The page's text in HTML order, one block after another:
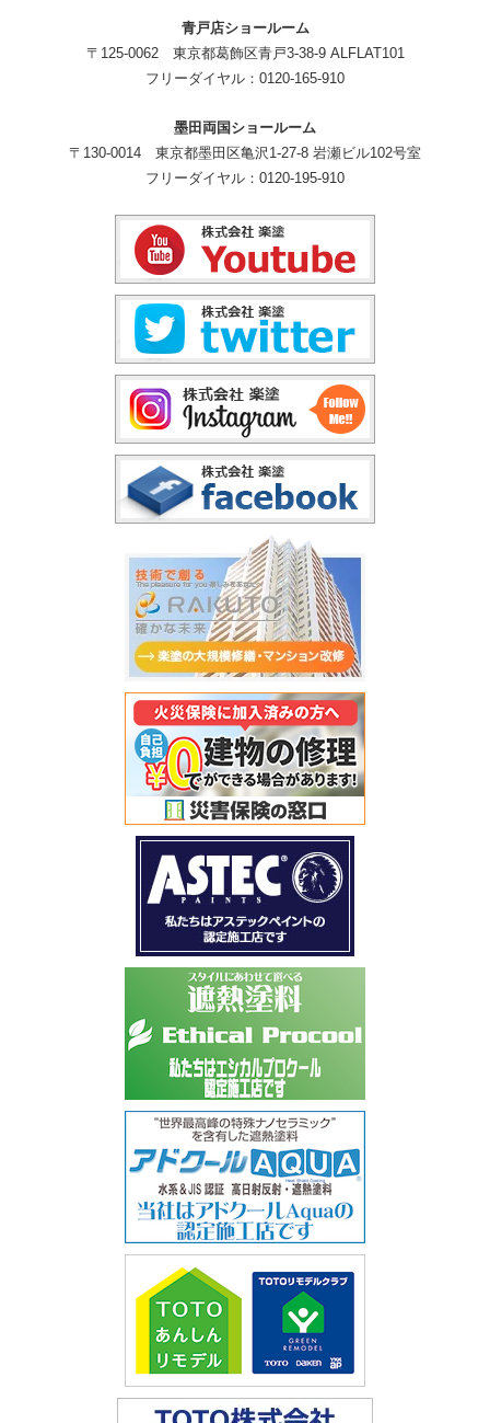
青戸店ショールーム
〒125-0062 東京都葛飾区青戸3-38-9 ALFLAT101
フリーダイヤル：0120-165-910
墨田両国ショールーム
〒130-0014 東京都墨田区亀沢1-27-8 岩瀬ビル102号室
フリーダイヤル：0120-195-910